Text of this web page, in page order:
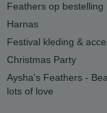
Feathers op bestelling
Harnas
Festival kleding &
Christmas Party
Aysha's Feathers -
lots of love